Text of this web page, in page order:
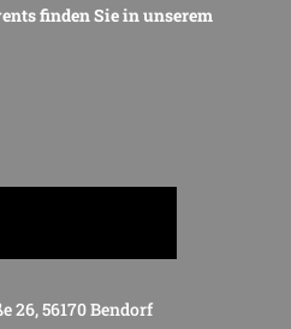
finden Sie in unserem
26, 56170 Bendorf